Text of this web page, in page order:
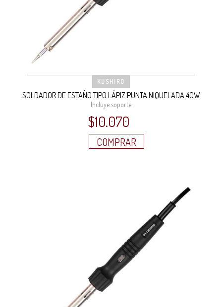
KUSHIRO
SOLDADOR DE ESTAÑO TIPO LÁPIZ PUNTA NIQUELADA 40W
Incluye soporte
$10.070
COMPRAR